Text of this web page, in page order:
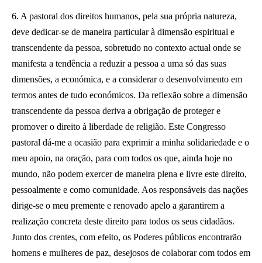
6. A pastoral dos direitos humanos, pela sua própria natureza,
deve dedicar-se de maneira particular à dimensão espiritual e
transcendente da pessoa, sobretudo no contexto actual onde se
manifesta a tendência a reduzir a pessoa a uma só das suas
dimensões, a económica, e a considerar o desenvolvimento em
termos antes de tudo económicos. Da reflexão sobre a dimensão
transcendente da pessoa deriva a obrigação de proteger e
promover o direito à liberdade de religião. Este Congresso
pastoral dá-me a ocasião para exprimir a minha solidariedade e o
meu apoio, na oração, para com todos os que, ainda hoje no
mundo, não podem exercer de maneira plena e livre este direito,
pessoalmente e como comunidade. Aos responsáveis das nações
dirige-se o meu premente e renovado apelo a garantirem a
realização concreta deste direito para todos os seus cidadãos.
Junto dos crentes, com efeito, os Poderes públicos encontrarão
homens e mulheres de paz, desejosos de colaborar com todos em